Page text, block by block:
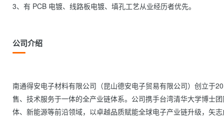
3、有 PCB 电镀、线路板电镀、填孔工艺从业经历者优先
公司介绍
南通得安电子材料有限公司（昆山德安电子贸易有限公司）创立于
售、技术服务于一体的全产业链体系。公司携手台湾清华大学博士
体、新能源等前沿领域，以卓越品质赋能全球电子产业链升级